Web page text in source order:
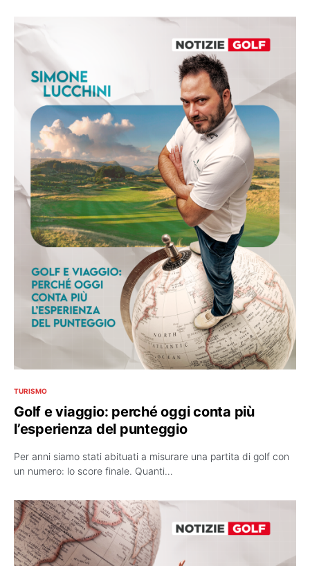
TURISMO
Golf e viaggio: perché oggi conta più
l’esperienza del punteggio
Per anni siamo stati abituati a misurare una partita di golf con
un numero: lo score finale. Quanti…